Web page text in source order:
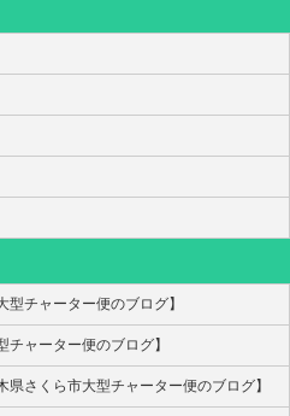
チャーター便のブログ】
ャーター便のブログ】
さくら市大型チャーター便のブログ】